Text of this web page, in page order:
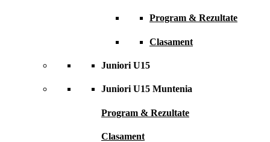
Program & Rezultate
Clasament
Juniori U15
Juniori U15 Muntenia
Program & Rezultate
Clasament